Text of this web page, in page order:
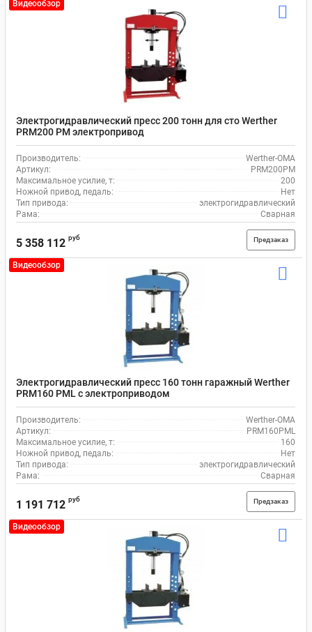
Видеообзор
Электрогидравлический пресс 200 тонн для сто Werther
PRM200 PM электропривод
Производитель:
Werther-OMA
Артикул:
PRM200PM
Максимальное усилие, т:
200
Ножной привод, педаль:
Нет
Тип привода:
электрогидравлический
Рама:
Сварная
5 358 112 руб Предзаказ
Видеообзор
Электрогидравлический пресс 160 тонн гаражный Werther
PRM160 PML с электроприводом
Производитель:
Werther-OMA
Артикул:
PRM160PML
Максимальное усилие, т:
160
Ножной привод, педаль:
Нет
Тип привода:
электрогидравлический
Рама:
Сварная
1 191 712 руб Предзаказ
Видеообзор